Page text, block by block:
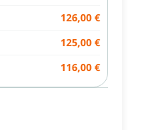
126,00 €
125,00 €
116,00 €